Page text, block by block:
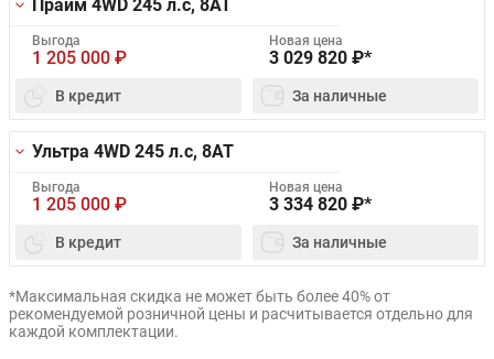
Прайм 4WD 245 л.с, 8AT
Выгода
1 205 000 ₽
Новая цена
3 029 820 ₽*
В кредит За наличные
Ультра 4WD 245 л.с, 8AT
Выгода
1 205 000 ₽
Новая цена
3 334 820 ₽*
В кредит За наличные
*Максимальная скидка не может быть более 40% от
рекомендуемой розничной цены и расчитывается отдельно для
каждой комплектации.